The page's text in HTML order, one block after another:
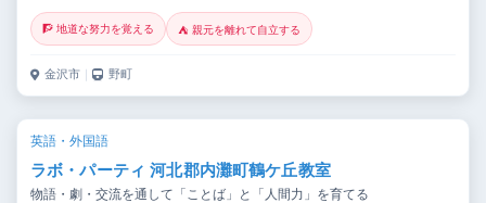
🧗 地道な努力を覚える ⛺ 親元を離れて自立する
金沢市 ｜ 野町
英語・外国語
ラボ・パーティ 河北郡内灘町鶴ケ丘教室
物語・劇・交流を通して「ことば」と「人間力」を育てる